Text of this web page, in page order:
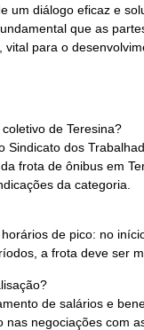
um diálogo eficaz e
que as
para o
de Teresina?
Sindicato dos
frota de ônibus em
da categoria.
de pico: no
a frota deve ser
de salários e
negociações com